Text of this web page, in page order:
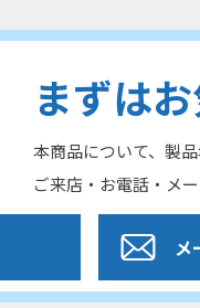
まずは
本商品について、製
ご来店・お電話・メ
メ